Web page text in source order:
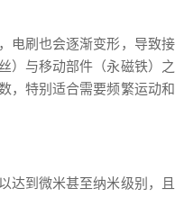
电刷也会逐渐变形，导致
）与移动部件（永磁铁）
，特别适合需要频繁运动
达到微米甚至纳米级别，